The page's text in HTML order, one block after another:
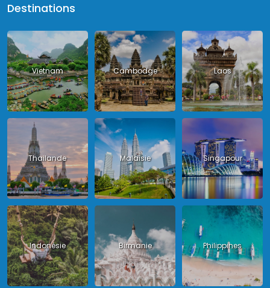
Destinations
Vietnam Cambodge Laos
Thailande Malaisie Singapour
Indonésie Birmanie Philippines